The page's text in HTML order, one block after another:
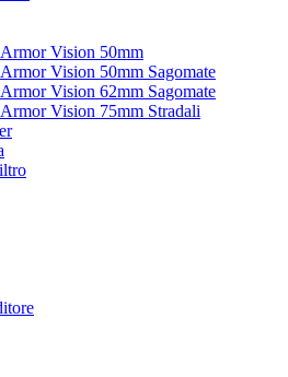
Vision 50mm
Vision 50mm Sagomate
Vision 62mm Sagomate
Vision 75mm Stradali